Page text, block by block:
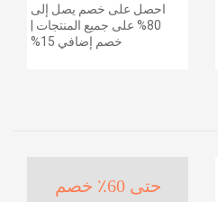
احصل على خصم يصل إلى
80% على جميع المنتجات |
خصم إضافي 15%
حتى 60٪ خصم